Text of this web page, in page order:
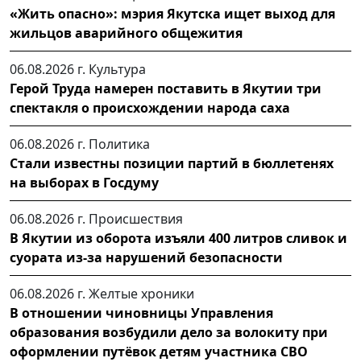
«Жить опасно»: мэрия Якутска ищет выход для
жильцов аварийного общежития
06.08.2026 г. Культура
Герой Труда намерен поставить в Якутии три
спектакля о происхождении народа саха
06.08.2026 г. Политика
Стали известны позиции партий в бюллетенях
на выборах в Госдуму
06.08.2026 г. Происшествия
В Якутии из оборота изъяли 400 литров сливок и
суората из-за нарушений безопасности
06.08.2026 г. Желтые хроники
В отношении чиновницы Управления
образования возбудили дело за волокиту при
оформлении путёвок детям участника СВО